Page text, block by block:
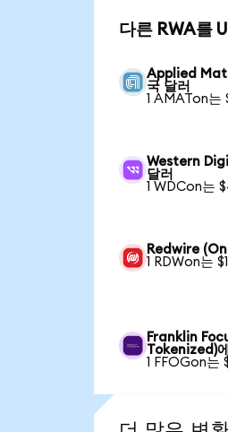
다른 RWA를
Applied
국 달러
1 AMATon는
Western
달러
1 WDCon는
Redwire
1 RDWon는
Franklin
Tokenized)
1 FFOGon는